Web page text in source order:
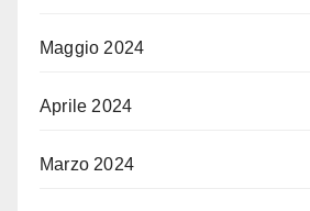
Maggio 2024
Aprile 2024
Marzo 2024